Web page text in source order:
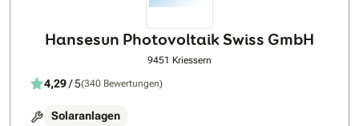
Hansesun Photovoltaik Swiss GmbH
9451 Kriessern
4,29/ 5(340 Bewertungen)
Solaranlagen